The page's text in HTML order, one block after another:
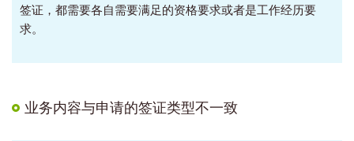
签证，都需要各自需要满足的资格要求或者是工作经历要
求。
业务内容与申请的签证类型不一致